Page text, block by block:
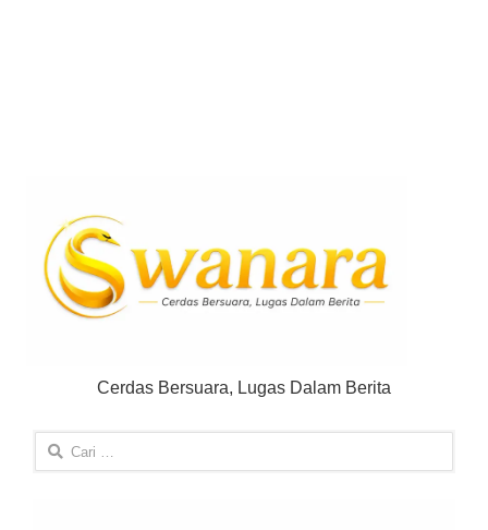
Cerdas Bersuara, Lugas Dalam Berita
Cari